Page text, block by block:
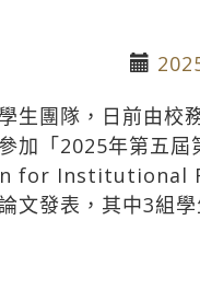
生團隊，日前由校
加「2025年第五屆
for Institutional
文發表，其中3組